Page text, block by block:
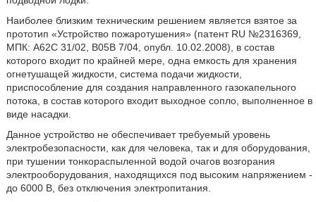
Наиболее близким техническим решением является взятое за
прототип «Устройство пожаротушения» (патент RU №2316369,
МПК: А62С 31/02, В05В 7/04, опубл. 10.02.2008), в состав
которого входит по крайней мере, одна емкость для хранения
огнетушащей жидкости, система подачи жидкости,
приспособление для создания направленного газокапельного
потока, в состав которого входит выходное сопло, выполненное в
виде насадки.
Данное устройство не обеспечивает требуемый уровень
электробезопасности, как для человека, так и для оборудования,
при тушении тонкораспыленной водой очагов возгорания
электрооборудования, находящихся под высоким напряжением -
до 6000 В, без отключения электропитания.